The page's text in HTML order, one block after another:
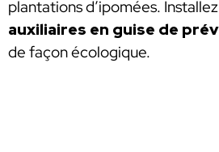
plantations d’ipomées. Installez
auxiliaires en guise de
de façon écologique.